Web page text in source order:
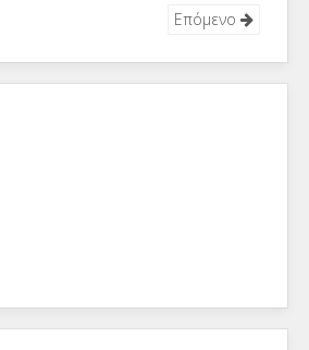
Επόμενο